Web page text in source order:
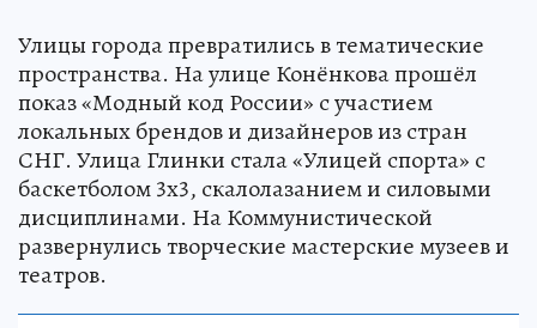
Улицы города превратились в тематические
пространства. На улице Конёнкова прошёл
показ «Модный код России» с участием
локальных брендов и дизайнеров из стран
СНГ. Улица Глинки стала «Улицей спорта» с
баскетболом 3х3, скалолазанием и силовыми
дисциплинами. На Коммунистической
развернулись творческие мастерские музеев и
театров.